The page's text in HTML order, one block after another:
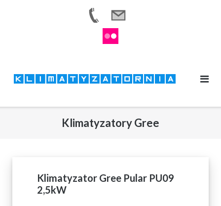
content
Klimatyzatory Gree
Klimatyzator Gree Pular PU09
2,5kW